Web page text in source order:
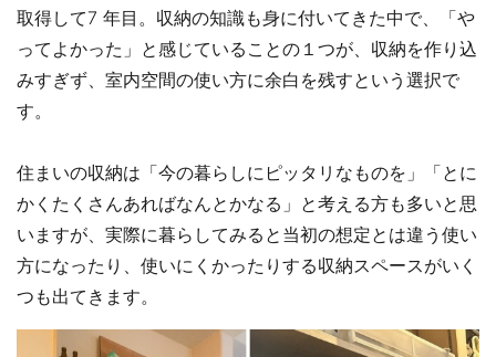
取得して7 年目。収納の知識も身に付いてきた中で、「や
ってよかった」と感じていることの１つが、収納を作り込
みすぎず、室内空間の使い方に余白を残すという選択で
す。
住まいの収納は「今の暮らしにピッタリなものを」「とに
かくたくさんあればなんとかなる」と考える方も多いと思
いますが、実際に暮らしてみると当初の想定とは違う使い
方になったり、使いにくかったりする収納スペースがいく
つも出てきます。